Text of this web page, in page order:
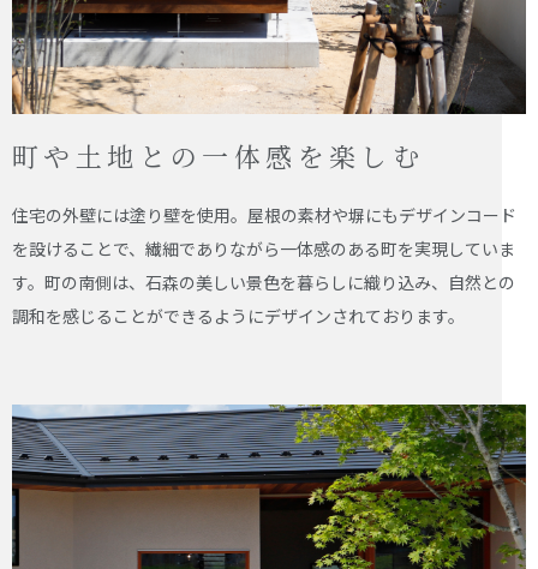
町や土地との一体感を楽しむ
住宅の外壁には塗り壁を使用。屋根の素材や塀にもデザインコード
を設けることで、繊細でありながら一体感のある町を実現していま
す。町の南側は、石森の美しい景色を暮らしに織り込み、自然との
調和を感じることができるようにデザインされております。